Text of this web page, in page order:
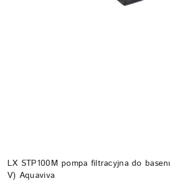
LX STP100M pompa filtracyjna do
V) Aquaviva